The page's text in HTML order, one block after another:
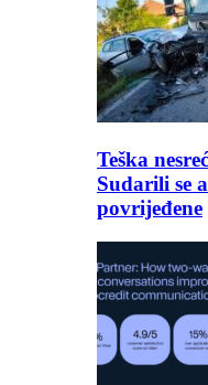
Teška
Sudarili se
povrijeđene